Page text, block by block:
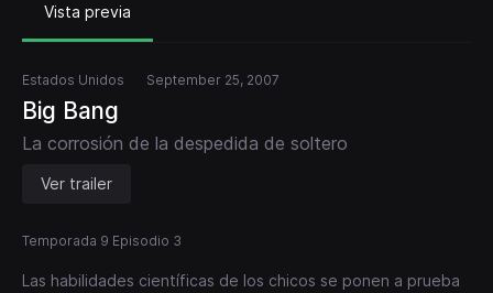
Vista previa
Estados Unidos September 25, 2007
Big Bang
La corrosión de la despedida de soltero
Ver trailer
Temporada 9 Episodio 3
Las habilidades científicas de los chicos se ponen a prueba